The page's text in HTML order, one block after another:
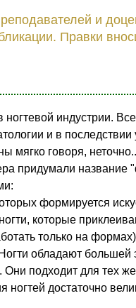
и
Правки
ногтевой индустрии.
и в
мягко говоря,
придумали название
формируется
которые
только на
обладают большей
подходит для тех
ногтей достаточно